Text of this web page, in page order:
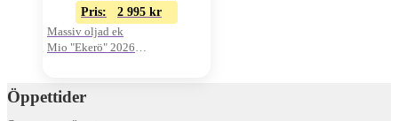
Pris: 2 995 kr
Massiv oljad ek
Mio "Ekerö" 2026
Öppettider